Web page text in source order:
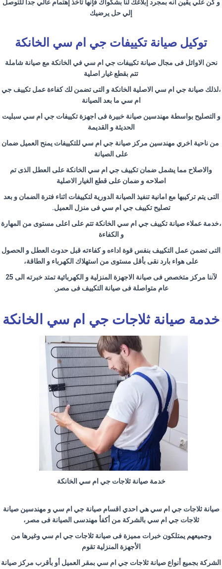
و كن علي يقين أنه بمجرد إبلاغك لنا بشكواك فإنها تأخذ إهتمام عالي جداً للتوصل
إلي حل يرضيك
توكيل صيانة تكييفات جي ام سي الخانكة
نحن الاوائل فى مجال صيانة تكييفات جي ام سي في الخانكة مع صيانة شاملة
تتم بقطع غيار اصلية
،لذلك صيانة جي ام سي الاصلية الخانكة و التى تضمن لك كفاءة عمل تكييف جي
ام سي ما بعد الصيانة
و التصليح بواسطة مهندسين صيانة خبيرة فى اجهزة تكييفات جي ام سي سبليت
الحديثة و القديمة
من ناحية اخري مهندسين مركز صيانة جي ام سي للتكييفات يمنح العميل ضمان
على الصيانة
والاصلاح مما يشمل ضمان تكييف جي ام سي الخانكة على العطل الذى تم
اصلاحه و ضمان على قطع الغيار الاصلية
التى يتم تركيبها مع امانية تنفيذ الصيانة الدورية لتكييفات اثناء فترة الضمان و بعد
تصليح تكييف جي ام سي فى منزل العميل.
،خدمة عملاء صيانة تكييف جي ام سي الخانكة تتم على اعلى مستوى من المهارة
و الكفاءة
التى تضمن عمل التكييف بنفس قوة اداءه و كفاءته قبل حدوث العطل و الحصول
على هواء بارد نقى بأقل مستوى من استهلاك الكهرباء و الطاقة،
لآننا مركز متخصص فى صيانة الاجهزة المنزلية و الكهربائية تمتد خبرته الى 25
عام متواصلة فى صيانة التكييف فى مصر .
خدمة صيانة ثلاجات جي ام سي الخانكة
خدمة صيانة ثلاجات جي ام سي الخانكة
صيانة ثلاجات جي ام سي هي احدي اقسام صيانة جي ام سي و مهندسين صيانة
ثلاجات جي ام سي بالشركة من أكفأ مهندسى الصيانة فى مصر،
وجميعهم يمتلكون خبرات مميزة فى صيانة ثلاجات جي ام سي وغيرها من
الأجهزة المنزلية تقوم
الشركة بجميع أنواع صيانة ثلاجات جي ام سي بمقر العميل أو بأقرب مركز صيانة